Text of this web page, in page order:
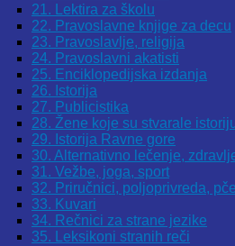
21. Lektira za školu
22. Pravoslavne knjige za decu
23. Pravoslavlje, religija
24. Pravoslavni akatisti
25. Enciklopedijska izdanja
26. Istorija
27. Publicistika
28. Žene koje su stvarale
29. Istorija Ravne gore
30. Alternativno lečenje,
31. Vežbe, joga, sport
32. Priručnici, poljoprivreda,
33. Kuvari
34. Rečnici za strane jezike
35. Leksikoni stranih reči